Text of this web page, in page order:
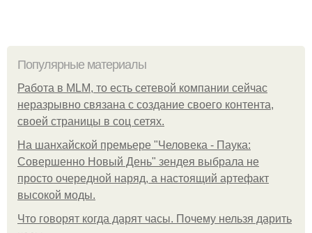
Популярные материалы
Работа в MLM, то есть сетевой компании сейчас
неразрывно связана с создание своего контента,
своей страницы в соц сетях.
На шанхайской премьере "Человека - Паука:
Совершенно Новый День" зендея выбрала не
просто очередной наряд, а настоящий артефакт
высокой моды.
Что говорят когда дарят часы. Почему нельзя дарить